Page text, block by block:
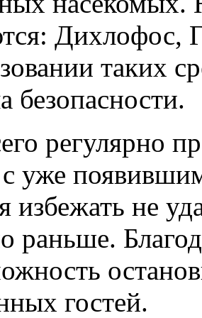
Дихлофос,
таких
безопасности.
регулярно
с уже
избежать не
раньше.
гостей.